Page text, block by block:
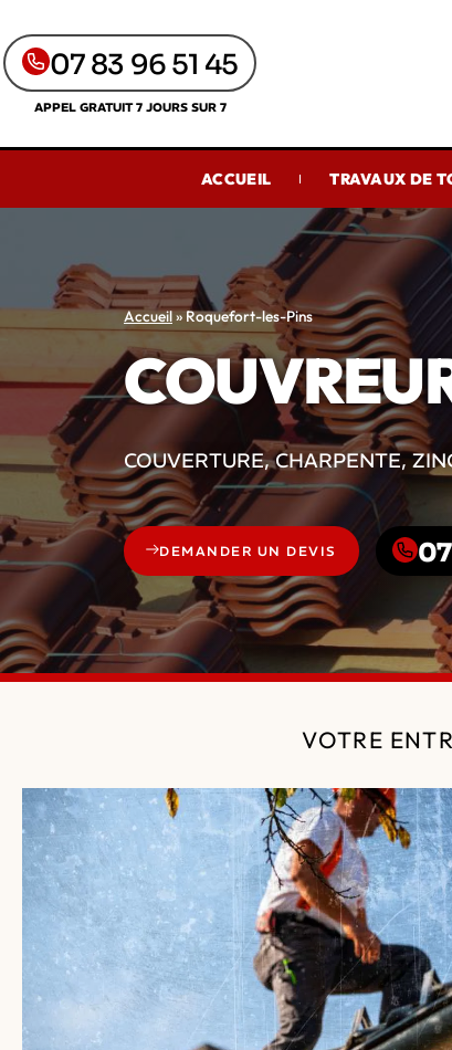
07 83 96 51 45
APPEL GRATUIT 7 JOURS SUR 7
ACCUEIL TRAVAUX DE
Accueil»Roquefort-les-Pins
COUVERTURE, CHARPENTE,
DEMANDER UN DEVIS
VOTRE